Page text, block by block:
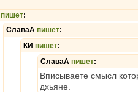
пишет:
СлаваА пишет:
КИ пишет:
СлаваА пишет:
Вписываете смысл
дхьяне.